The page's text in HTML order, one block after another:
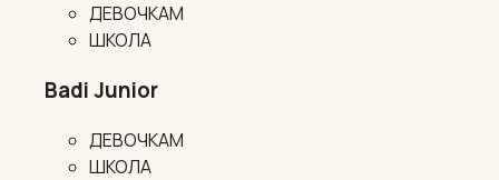
ДЕВОЧКАМ
ШКОЛА
Badi Junior
ДЕВОЧКАМ
ШКОЛА